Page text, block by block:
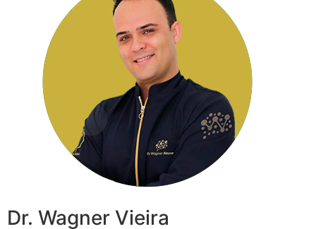
Dr. Wagner Vieira